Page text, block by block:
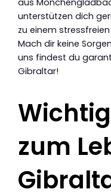
unterstützen dich
zu einem
Mach dir keine
uns findest du
Gibraltar!
zum